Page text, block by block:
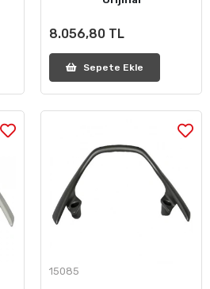
8.056,80 TL
Sepete Ekle
15085